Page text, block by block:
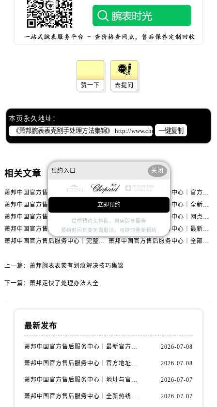
辽宁省沈阳市沈河区中街路137号亨得利名表维修授权店1楼萧邦售后服务中心（需提前预约）
内蒙古自治区通辽市科尔沁区明仁大街萧邦售后服务中心（需提前预约）
内蒙古自治区乌海市海勃湾区人民南路萧邦售后服务中心（需提前预约）
内蒙古自治区乌兰察布市集宁区恩和大街萧邦售后服务中心（需提前预约）
山西省临汾市尧都区解放路萧邦售后服务中心（需提前预约）
山西省太原市迎泽区迎泽街道解放路15号亨得利名表维修授权店3楼萧邦售后服务中心（需提前预约）
赞一下 去提问
本页永久地址：
一键复制
相关文章
萧邦中国官方售后服务中心｜最新官方地址和全部热线权威信息通知（2026年7月最新）
萧邦中国官方售后服务中心｜官方地址及联系电话权威信息声明（2026年7月最新）
萧邦中国官方售后服务中心｜地址与官方电话权威信息通知（2026年7月最新）
萧邦中国官方售后服务中心｜全新热线和维修门店详细地址权威信息通告（2026年7月最新）
萧邦中国官方售后服务中心｜全新热线和维修门店详细地址权威信息声明（2026年7月最新）
萧邦中国官方售后服务中心｜网点地址与售后服务电话权威信息声明（2026年7月最新）
萧邦中国官方售后服务中心｜官方热线及网点地址权威信息声明（2026年7月最新）
萧邦中国官方售后服务中心｜最新热线及详细网点地址权威信息通告（2026年7月最新）
萧邦中国官方售后服务中心｜完整地址与联系电话权威信息通告（2026年7月最新）
萧邦中国官方售后服务中心｜全部地址及热线电话权威信息通知（2026年7月最新）
上一篇： 萧邦腕表表蒙有划痕解决技巧集锦
下一篇： 萧邦走快了处理办法大全
最新发布
萧邦中国官方售后服务中心｜最新官方地址和全部热线权威信息通知（2026年7月最新） 2026-07-08
萧邦中国官方售后服务中心｜官方地址及联系电话权威信息声明（2026年7月最新） 2026-07-08
萧邦中国官方售后服务中心｜地址与官方电话权威信息通知（2026年7月最新） 2026-07-07
萧邦中国官方售后服务中心｜全新热线和维修门店详细地址权威信息通告（2026年7月最新） 2026-07-07
预约入口 关闭
立即预约
提前预约免排队，到店即享服务
预约时间有变无需取消，可随时重新预约